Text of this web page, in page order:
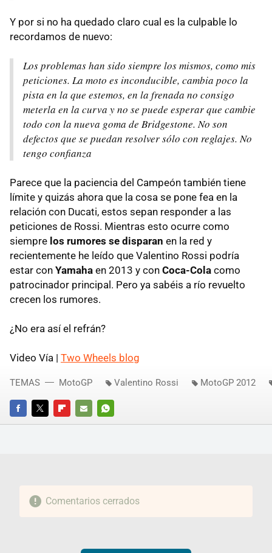
Y por si no ha quedado claro cual es la culpable lo
recordamos de nuevo:
Los problemas han sido siempre los mismos, como mis
peticiones. La moto es inconducible, cambia poco la
pista en la que estemos, en la frenada no consigo
meterla en la curva y no se puede esperar que cambie
todo con la nueva goma de Bridgestone. No son
defectos que se puedan resolver sólo con reglajes. No
tengo confianza
Parece que la paciencia del Campeón también tiene
límite y quizás ahora que la cosa se pone fea en la
relación con Ducati, estos sepan responder a las
peticiones de Rossi. Mientras esto ocurre como
siempre los rumores se disparan en la red y
recientemente he leído que Valentino Rossi podría
estar con Yamaha en 2013 y con Coca-Cola como
patrocinador principal. Pero ya sabéis a río revuelto
crecen los rumores.
¿No era así el refrán?
Video Vía | Two Wheels blog
FACEBOOKTWITTERFLIPBOARD
E-
WHATSAPP
TEMAS MotoGP Valentino Rossi MotoGP 2012
Comentarios cerrados